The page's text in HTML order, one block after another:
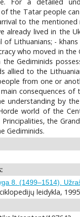
the Tatar people
to the mentioned
already lived in the
Lithuanians; -
who moved in the
Gediminids
allied to the
from one or
consequences of
understanding by
world of the
Principalities, the
Gediminids.
8. (1499–1514).
leidykla,